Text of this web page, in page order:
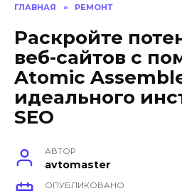
ГЛАВНАЯ » РЕМОНТ
Раскройте
веб-сайтов с
Atomic
идеального
SEO
АВТОР
avtomaster
ОПУБЛИКОВАНО